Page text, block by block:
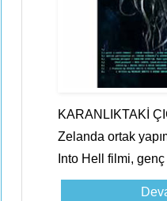
KARANLIKTAKİ
Zelanda ortak
Into Hell filmi,